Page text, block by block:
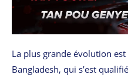
La plus grande évolution
Bangladesh, qui s’est